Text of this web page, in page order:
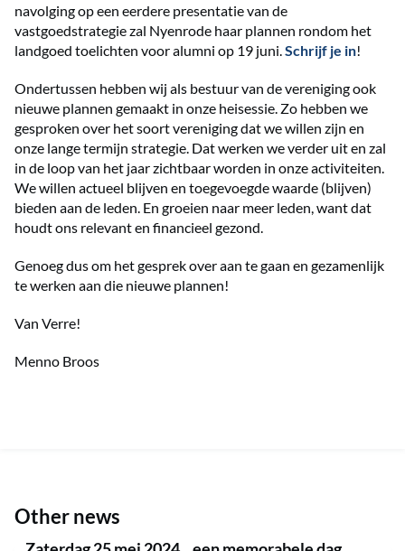
navolging op een eerdere presentatie van de
vastgoedstrategie zal Nyenrode haar plannen rondom het
landgoed toelichten voor alumni op 19 juni. Schrijf je in!
Ondertussen hebben wij als bestuur van de vereniging ook
nieuwe plannen gemaakt in onze heisessie. Zo hebben we
gesproken over het soort vereniging dat we willen zijn en
onze lange termijn strategie. Dat werken we verder uit en zal
in de loop van het jaar zichtbaar worden in onze activiteiten.
We willen actueel blijven en toegevoegde waarde (blijven)
bieden aan de leden. En groeien naar meer leden, want dat
houdt ons relevant en financieel gezond.
Genoeg dus om het gesprek over aan te gaan en gezamenlijk
te werken aan die nieuwe plannen!
Van Verre!
Menno Broos
Other news